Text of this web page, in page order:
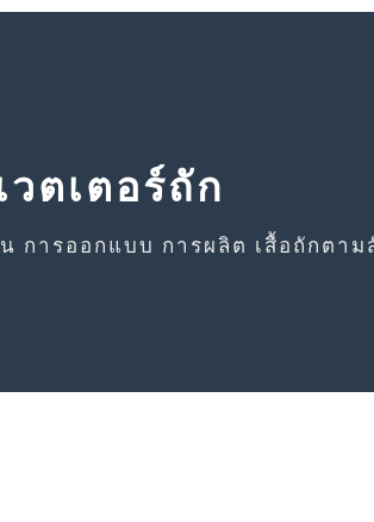
ตเตอร์ถัก
การออกแบบ การผลิต เสื้อถักตาม